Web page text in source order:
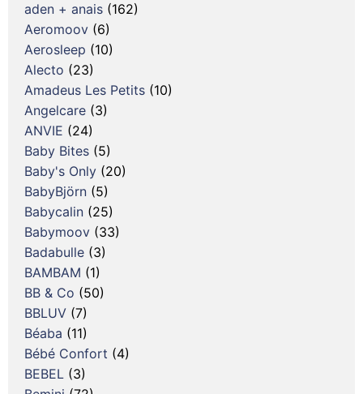
aden + anais (162)
Aeromoov (6)
Aerosleep (10)
Alecto (23)
Amadeus Les Petits (10)
Angelcare (3)
ANVIE (24)
Baby Bites (5)
Baby's Only (20)
BabyBjörn (5)
Babycalin (25)
Babymoov (33)
Badabulle (3)
BAMBAM (1)
BB & Co (50)
BBLUV (7)
Béaba (11)
Bébé Confort (4)
BEBEL (3)